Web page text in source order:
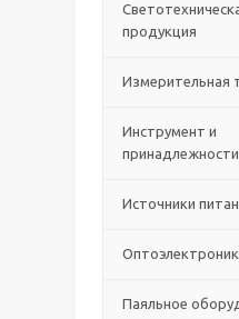
продукция
Измерительная
Инструмент и
принадлежности
Источники
Паяльное